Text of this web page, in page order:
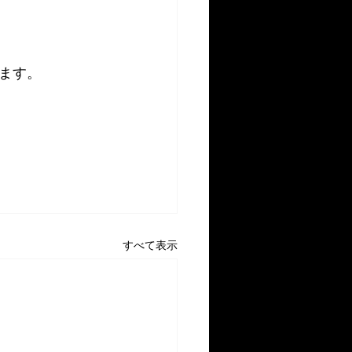
す。
すべて表示